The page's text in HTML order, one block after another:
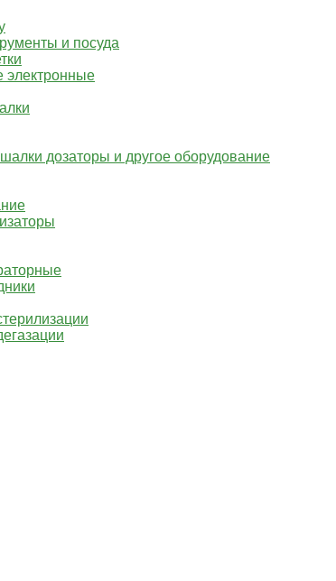
и посуда
электронные
дозаторы и другое оборудование